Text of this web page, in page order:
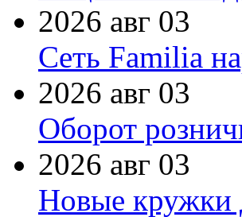
2026 авг 03
Сеть Familia
2026 авг 03
Оборот
2026 авг 03
Новые кружки